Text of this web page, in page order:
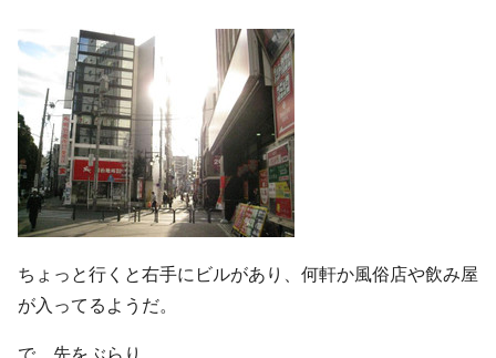
ちょっと行くと右手にビルがあり、何軒か風俗店や飲み屋
が入ってるようだ。
で、先をぶらり…